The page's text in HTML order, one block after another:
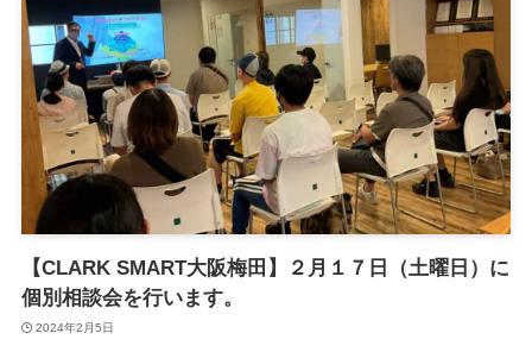
【CLARK SMART大阪梅田】２月１７日（土曜日）に
個別相談会を行います。
2024年2月5日